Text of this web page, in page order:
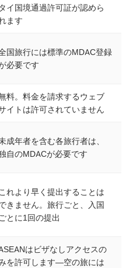
タイ国境通過許可証が認めら
ます
国旅行には標準のMDAC登録
必要です
料。料金を請求するウェブ
イトは許可されていません
成年者を含む各旅行者は、
自のMDACが必要です
れより早く提出することは
きません。旅行ごと、入国
とに1回の提出
はビザなしアクセスの
を許可します—空の旅には